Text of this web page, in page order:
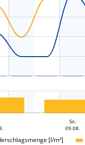
So.
09.08.
[l/m²]